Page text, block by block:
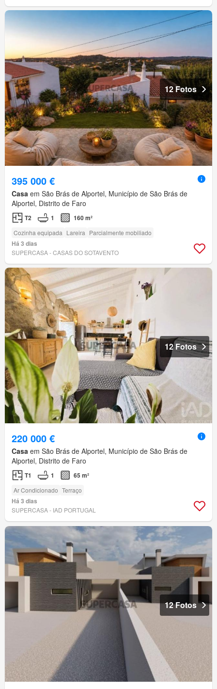
12 Fotos
395 000 €
Casa em São Brás de Alportel, Município de São Brás de
Alportel, Distrito de Faro
T2 1 160 m²
Cozinha equipada Lareira Parcialmente mobiliado
Há 3 dias
SUPERCASA - CASAS DO SOTAVENTO
12 Fotos
220 000 €
Casa em São Brás de Alportel, Município de São Brás de
Alportel, Distrito de Faro
T1 1 65 m²
Ar Condicionado Terraço
Há 3 dias
SUPERCASA - IAD PORTUGAL
12 Fotos